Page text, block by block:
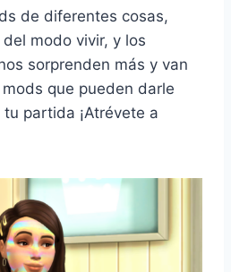
de diferentes cosas,
modo vivir, y los
sorprenden más y van
que pueden darle
partida ¡Atrévete a